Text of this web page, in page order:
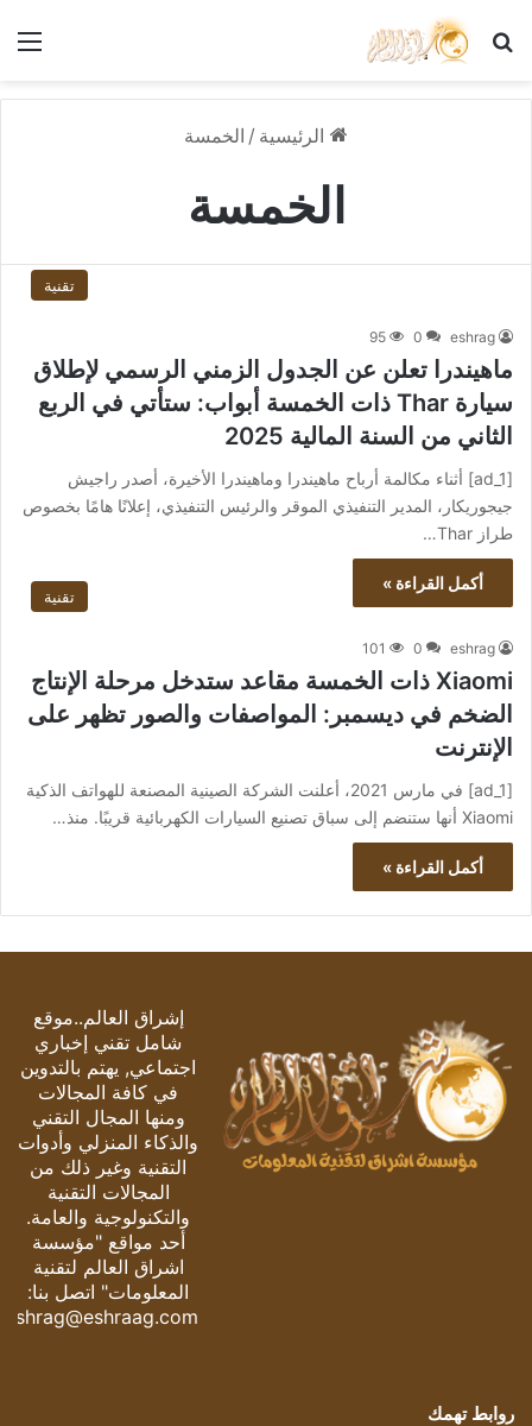
بحث عن
الرئيسية / الخمسة
الخمسة
تقنية
eshrag
0
95
ماهيندرا تعلن عن الجدول الزمني الرسمي لإطلاق
سيارة Thar ذات الخمسة أبواب: ستأتي في الربع
الثاني من السنة المالية 2025
[ad_1] أثناء مكالمة أرباح ماهيندرا وماهيندرا الأخيرة، أصدر راجيش
جيجوريكار، المدير التنفيذي الموقر والرئيس التنفيذي، إعلانًا هامًا بخصوص
طراز Thar…
أكمل القراءة »
تقنية
eshrag
0
101
Xiaomi ذات الخمسة مقاعد ستدخل مرحلة الإنتاج
الضخم في ديسمبر: المواصفات والصور تظهر على
الإنترنت
[ad_1] في مارس 2021، أعلنت الشركة الصينية المصنعة للهواتف الذكية
Xiaomi أنها ستنضم إلى سباق تصنيع السيارات الكهربائية قريبًا. منذ…
أكمل القراءة »
إشراق العالم..موقع
شامل تقني إخباري
اجتماعي, يهتم بالتدوين
في كافة المجالات
ومنها المجال التقني
والذكاء المنزلي وأدوات
التقنية وغير ذلك من
المجالات التقنية
والتكنولوجية والعامة.
أحد مواقع "مؤسسة
اشراق العالم لتقنية
المعلومات" اتصل بنا:
eshrag@eshraag.com
روابط تهمك